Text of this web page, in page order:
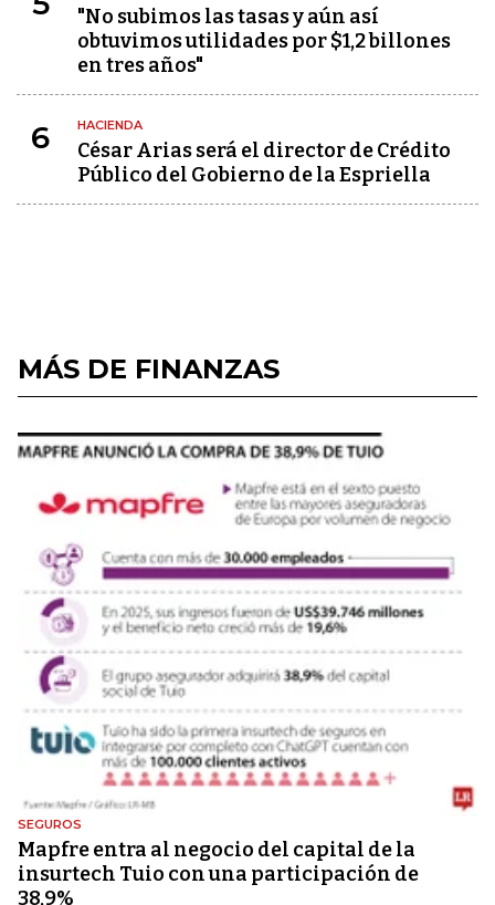
"No subimos las tasas y aún así
obtuvimos utilidades por $1,2 billones
en tres años"
6 HACIENDA
César Arias será el director de Crédito
Público del Gobierno de la Espriella
MÁS DE FINANZAS
SEGUROS
Mapfre entra al negocio del capital de la
insurtech Tuio con una participación de
38,9%